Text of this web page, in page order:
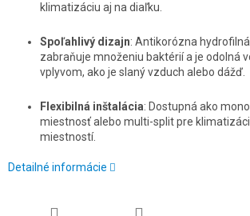
klimatizáciu aj na diaľku.
Spoľahlivý dizajn: Antikorózna
zabraňuje množeniu baktérií a je odolná
vplyvom, ako je slaný vzduch alebo dážď.
Flexibilná inštalácia: Dostupná ako
miestnosť alebo multi-split pre
miestností.
Detailné informácie